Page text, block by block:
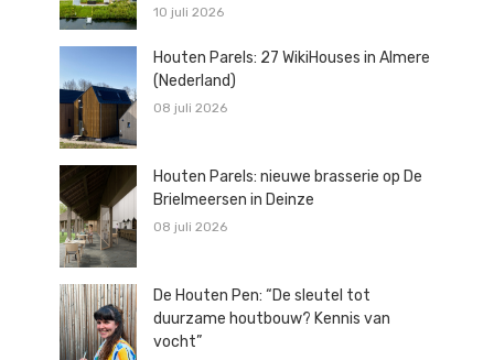
10 juli 2026
Houten Parels: 27 WikiHouses in Almere
(Nederland)
08 juli 2026
Houten Parels: nieuwe brasserie op De
Brielmeersen in Deinze
08 juli 2026
De Houten Pen: “De sleutel tot
duurzame houtbouw? Kennis van
vocht”